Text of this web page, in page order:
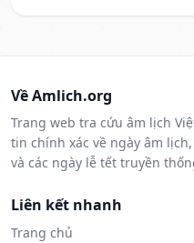
Về Amlich.org
Trang web tra cứu âm lịch
tin chính xác về ngày âm
và các ngày lễ tết truyền
Liên kết nhanh
Trang chủ